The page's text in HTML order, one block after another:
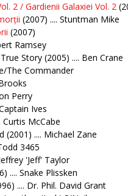
2 / Gardienii Galaxiei Vol. 2
(2007) .... Stuntman Mike
(2007)
Ramsey
Story (2005) .... Ben Crane
The Commander
Perry
Ives
Curtis McCabe
(2001) .... Michael Zane
3465
'Jeff' Taylor
.... Snake Plissken
.... Dr. Phil. David Grant